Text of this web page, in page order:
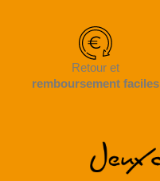
Retour et
remboursement faciles